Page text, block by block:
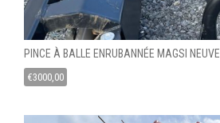
PINCE À BALLE ENRUBANNÉE MAGSI NEUVE
€3000,00